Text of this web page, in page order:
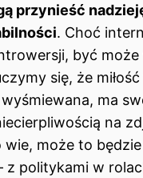
przynieść
. Choć
być może
się, że miłość
ma
na
wie, może to
z politykami w